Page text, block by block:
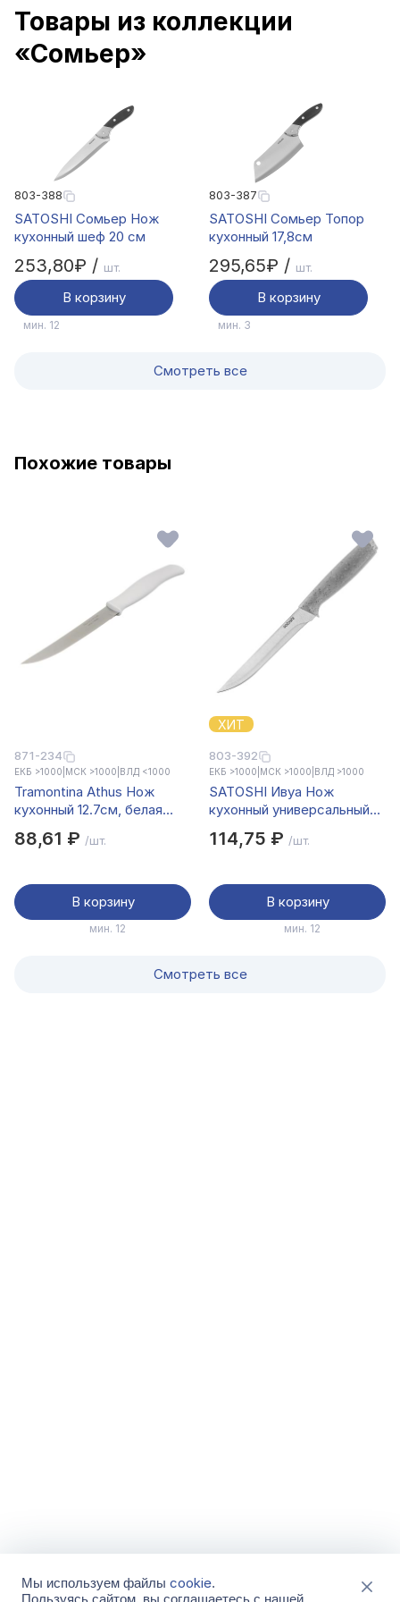
Товары из коллекции
«Сомьер»
803-388
SATOSHI Сомьер Нож
кухонный шеф 20 см
253,80₽ / шт.
В корзину
мин. 12
803-387
SATOSHI Сомьер Топор
кухонный 17,8см
295,65₽ / шт.
В корзину
мин. 3
Смотреть все
Похожие товары
871-234
ЕКБ >1000 МСК >1000 ВЛД <1000
Tramontina Athus Нож
кухонный 12.7см, белая
88,61 ₽ /шт.
В корзину
мин. 12
ХИТ
803-392
ЕКБ >1000 МСК >1000 ВЛД >1000
SATOSHI Ивуа Нож
кухонный универсальный
114,75 ₽ /шт.
В корзину
мин. 12
Смотреть все
Мы используем файлы cookie.
Пользуясь сайтом, вы соглашаетесь с нашей